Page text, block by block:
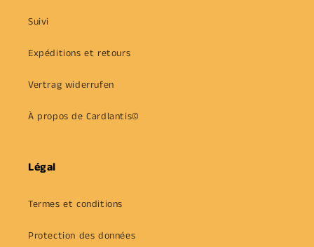
Suivi
Expéditions et retours
Vertrag widerrufen
À propos de Cardlantis©
Légal
Termes et conditions
Protection des données